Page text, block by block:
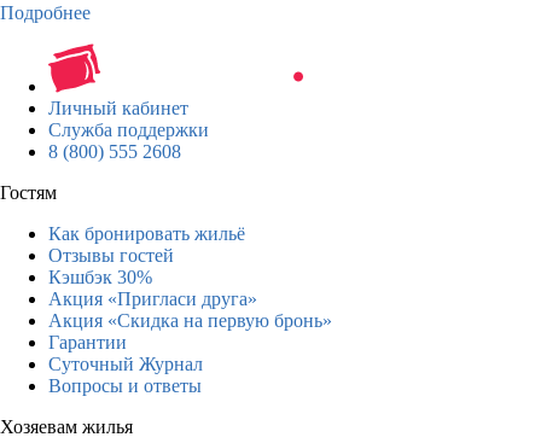
Подробнее
Личный кабинет
Служба поддержки
8 (800) 555 2608
Гостям
Как бронировать жильё
Отзывы гостей
Кэшбэк 30%
Акция «Пригласи друга»
Акция «Скидка на первую бронь»
Гарантии
Суточный Журнал
Вопросы и ответы
Хозяевам жилья